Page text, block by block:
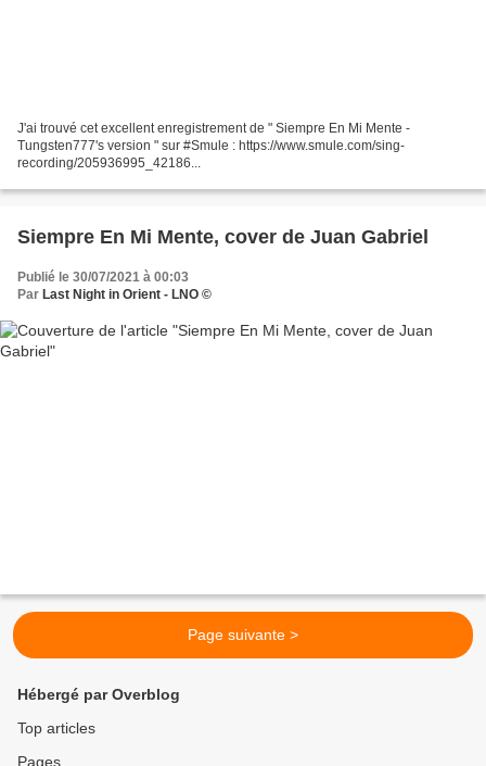
J'ai trouvé cet excellent enregistrement de " Siempre En Mi Mente -
Tungsten777's version " sur #Smule : https://www.smule.com/sing-
recording/205936995_42186...
Siempre En Mi Mente, cover de Juan Gabriel
Publié le 30/07/2021 à 00:03
Par Last Night in Orient - LNO ©
Page suivante >
Hébergé par Overblog
Top articles
Pages